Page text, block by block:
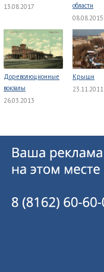
13.08.2017
области
08.08.2015
Дореволюционные
вокзалы
26.03.2013
Крыши
23.11.2011